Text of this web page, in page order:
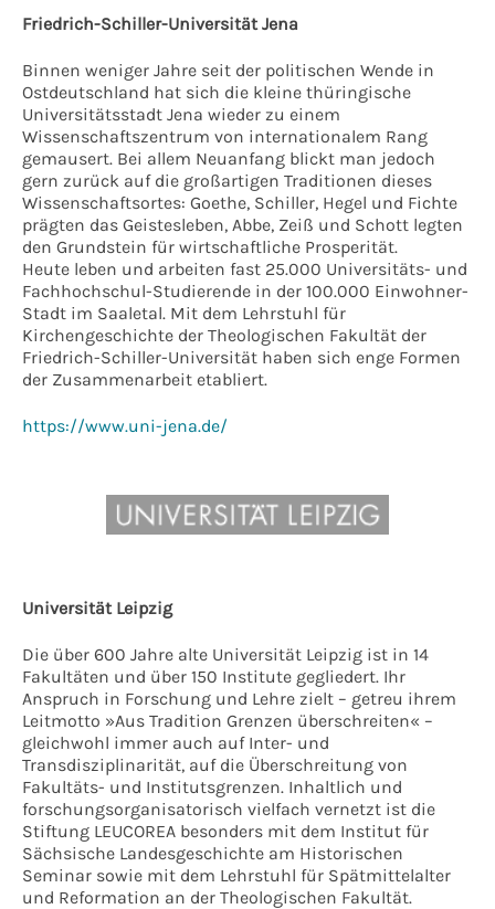
Friedrich-Schiller-Universität Jena
Binnen weniger Jahre seit der politischen Wende in
Ostdeutschland hat sich die kleine thüringische
Universitätsstadt Jena wieder zu einem
Wissenschaftszentrum von internationalem Rang
gemausert. Bei allem Neuanfang blickt man jedoch
gern zurück auf die großartigen Traditionen dieses
Wissenschaftsortes: Goethe, Schiller, Hegel und Fichte
prägten das Geistesleben, Abbe, Zeiß und Schott legten
den Grundstein für wirtschaftliche Prosperität.
Heute leben und arbeiten fast 25.000 Universitäts- und
Fachhochschul-Studierende in der 100.000 Einwohner-
Stadt im Saaletal. Mit dem Lehrstuhl für
Kirchengeschichte der Theologischen Fakultät der
Friedrich-Schiller-Universität haben sich enge Formen
der Zusammenarbeit etabliert.
https://www.uni-jena.de/
Universität Leipzig
Die über 600 Jahre alte Universität Leipzig ist in 14
Fakultäten und über 150 Institute gegliedert. Ihr
Anspruch in Forschung und Lehre zielt – getreu ihrem
Leitmotto »Aus Tradition Grenzen überschreiten« –
gleichwohl immer auch auf Inter- und
Transdisziplinarität, auf die Überschreitung von
Fakultäts- und Institutsgrenzen. Inhaltlich und
forschungsorganisatorisch vielfach vernetzt ist die
Stiftung LEUCOREA besonders mit dem Institut für
Sächsische Landesgeschichte am Historischen
Seminar sowie mit dem Lehrstuhl für Spätmittelalter
und Reformation an der Theologischen Fakultät.